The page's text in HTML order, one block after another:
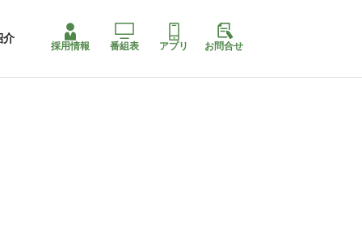
介
採用情報 番組表 アプリ お問合せ